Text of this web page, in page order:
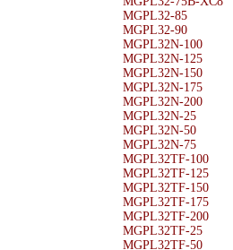
MGPL32-85
MGPL32-90
MGPL32N-100
MGPL32N-125
MGPL32N-150
MGPL32N-175
MGPL32N-200
MGPL32N-25
MGPL32N-50
MGPL32N-75
MGPL32TF-100
MGPL32TF-125
MGPL32TF-150
MGPL32TF-175
MGPL32TF-200
MGPL32TF-25
MGPL32TF-50